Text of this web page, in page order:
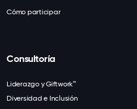
Cómo participar
Consultoría
Liderazgo y Giftwork™
Diversidad e Inclusión